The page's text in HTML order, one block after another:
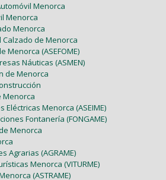
Menorca
Menorca
Menorca
Calzado de Menorca
Menorca (ASEFOME)
Náuticas (ASMEN)
de Menorca
Menorca
Eléctricas Menorca (ASEIME)
Fontanería (FONGAME)
Menorca
Agrarias (AGRAME)
Menorca (VITURME)
(ASTRAME)